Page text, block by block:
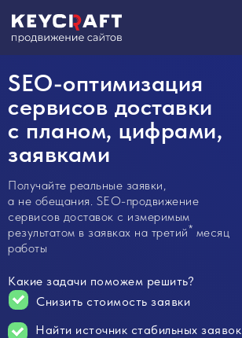
Хочу
Сайты на Tilda
GEO
Telegram
Какие задачи поможем решить?
Найти источник стабильных заявок
Снизить стоимость заявки
Получайте реальные заявки,
а не обещания. SEO-продвижение
сервисов доставок с измеримым
результатом в заявках на третий* месяц
работы
SEO-оптимизация
сервисов доставки
с планом, цифрами,
заявками